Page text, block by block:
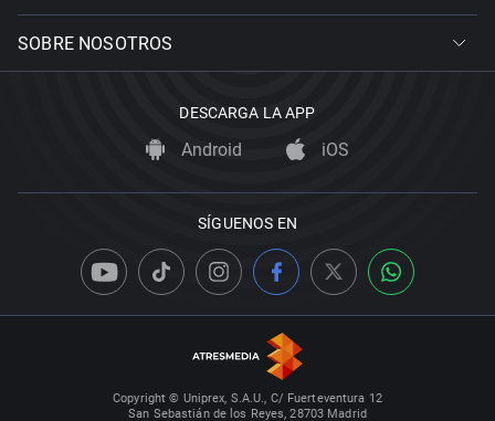
SOBRE NOSOTROS
DESCARGA LA APP
Android iOS
SÍGUENOS EN
Copyright © Uniprex, S.A.U., C/ Fuerteventura 12
San Sebastián de los Reyes, 28703 Madrid